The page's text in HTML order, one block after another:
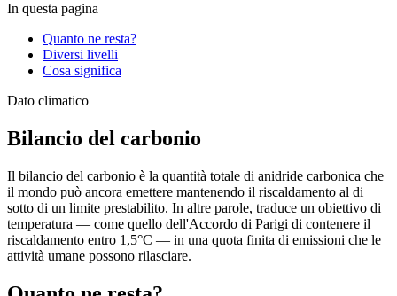
In questa pagina
Quanto ne resta?
Diversi livelli
Cosa significa
Dato climatico
Bilancio del carbonio
Il bilancio del carbonio è la quantità totale di anidride carbonica che
il mondo può ancora emettere mantenendo il riscaldamento al di
sotto di un limite prestabilito. In altre parole, traduce un obiettivo di
temperatura — come quello dell'Accordo di Parigi di contenere il
riscaldamento entro 1,5°C — in una quota finita di emissioni che le
attività umane possono rilasciare.